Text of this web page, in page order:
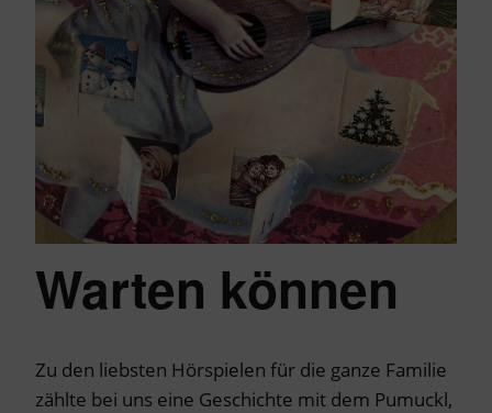
Warten können
Zu den liebsten Hörspielen für die ganze Familie
zählte bei uns eine Geschichte mit dem Pumuckl,